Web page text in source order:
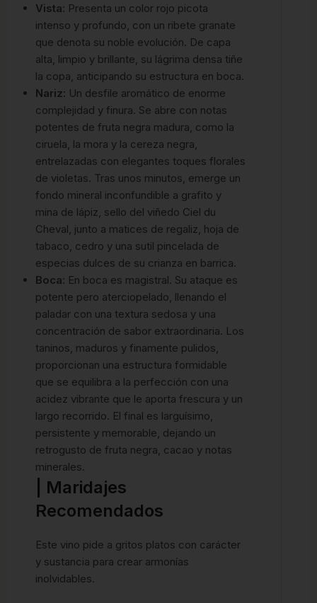
Vista: Presenta un color rojo picota
intenso y profundo, con un ribete granate
que denota su noble evolución. De capa
alta, limpio y brillante, su lágrima densa tiñe
la copa, anticipando su estructura en boca.
Nariz: Un desfile aromático de enorme
complejidad y finura. Se abre con notas
potentes de fruta negra madura, como la
ciruela, la mora y la cereza negra,
entrelazadas con elegantes toques florales
de violetas. Tras unos minutos, emerge un
fondo mineral inconfundible a grafito y
mina de lápiz, sello del viñedo Ciel du
Cheval, junto a matices de regaliz, hoja de
tabaco, cedro y una sutil pincelada de
especias dulces de su crianza en barrica.
Boca: En boca es magistral. Su ataque es
potente pero aterciopelado, llenando el
paladar con una textura sedosa y una
concentración de sabor extraordinaria. Los
taninos, maduros y finamente pulidos,
proporcionan una estructura formidable
que se equilibra a la perfección con una
acidez vibrante que le aporta frescura y un
largo recorrido. El final es larguísimo,
persistente y memorable, dejando un
retrogusto de fruta negra, cacao y notas
minerales.
| Maridajes
Recomendados
Este vino pide a gritos platos con carácter
y sustancia para crear armonías
inolvidables.